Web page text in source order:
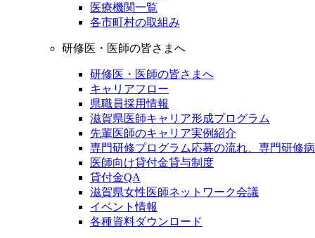
医療機関一覧
各市町村の取組み
研修医・医師の皆さまへ
研修医・医師の皆さまへ
キャリアフロー
県職員採用情報
滋賀県医師キャリア形成プログラム
先輩医師のキャリア実例紹介
専門研修プログラム応募の流れ、専門研修
医師向け貸付金貸与制度
貸付金QA
滋賀県女性医師ネットワーク会議
イベント情報
各種資料ダウンロード